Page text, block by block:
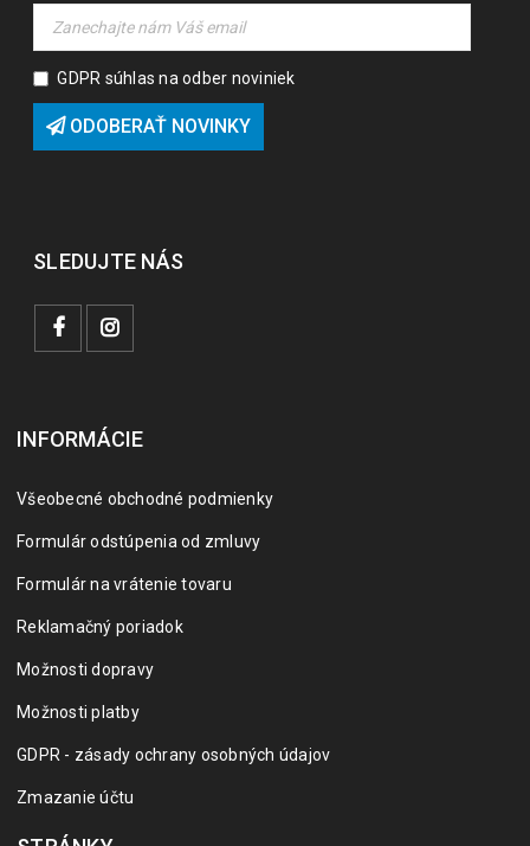
GDPR súhlas na odber noviniek
ODOBERAŤ NOVINKY
SLEDUJTE NÁS
INFORMÁCIE
Všeobecné obchodné podmienky
Formulár odstúpenia od zmluvy
Formulár na vrátenie tovaru
Reklamačný poriadok
Možnosti dopravy
Možnosti platby
GDPR - zásady ochrany osobných údajov
Zmazanie účtu